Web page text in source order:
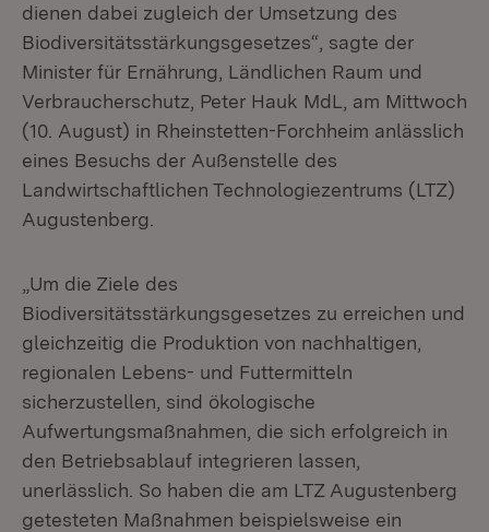
dienen dabei zugleich der Umsetzung des
Biodiversitätsstärkungsgesetzes“, sagte der
Minister für Ernährung, Ländlichen Raum und
Verbraucherschutz, Peter Hauk MdL, am Mittwoch
(10. August) in Rheinstetten-Forchheim anlässlich
eines Besuchs der Außenstelle des
Landwirtschaftlichen Technologiezentrums (LTZ)
Augustenberg.
„Um die Ziele des
Biodiversitätsstärkungsgesetzes zu erreichen und
gleichzeitig die Produktion von nachhaltigen,
regionalen Lebens- und Futtermitteln
sicherzustellen, sind ökologische
Aufwertungsmaßnahmen, die sich erfolgreich in
den Betriebsablauf integrieren lassen,
unerlässlich. So haben die am LTZ Augustenberg
getesteten Maßnahmen beispielsweise ein